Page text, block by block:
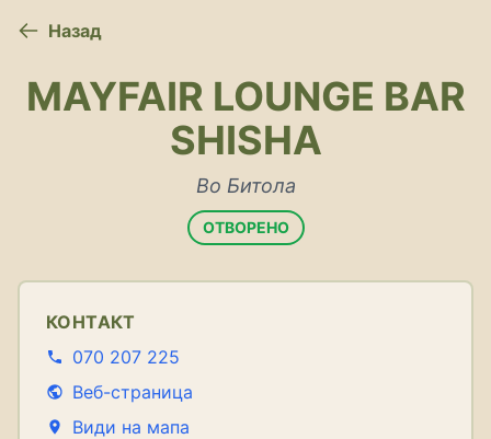
Назад
MAYFAIR LOUNGE BAR
SHISHA
Во Битола
ОТВОРЕНО
КОНТАКТ
070 207 225
Веб-страница
Види на мапа